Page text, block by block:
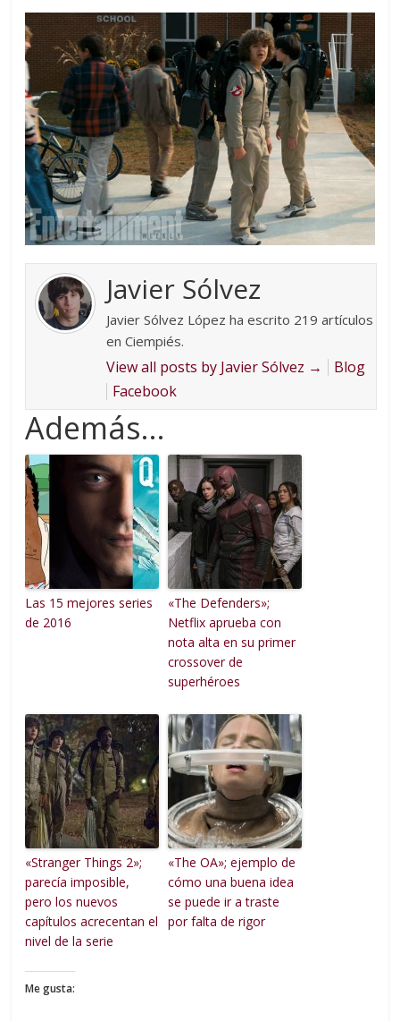
Javier Sólvez
Javier Sólvez López ha escrito 219 artículos
en Ciempiés.
View all posts by Javier Sólvez →
Blog
Facebook
Además...
Las 15 mejores series
de 2016
«The Defenders»;
Netflix aprueba con
nota alta en su primer
crossover de
superhéroes
«Stranger Things 2»;
parecía imposible,
pero los nuevos
capítulos acrecentan el
nivel de la serie
«The OA»; ejemplo de
cómo una buena idea
se puede ir a traste
por falta de rigor
Me gusta: